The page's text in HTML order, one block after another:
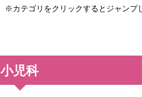
※カテゴリをクリックするとジャンプ
小児科